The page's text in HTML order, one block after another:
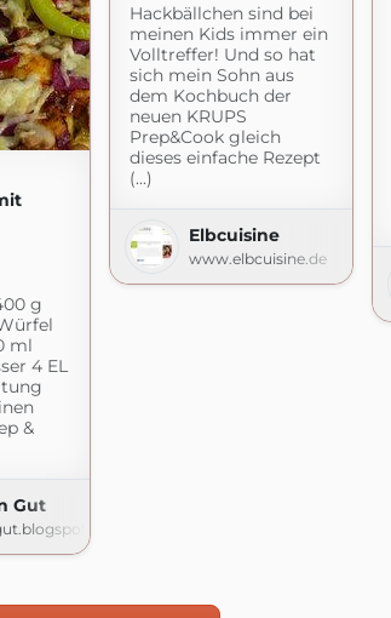
Hackbällchen sind bei
meinen Kids immer ein
Volltreffer! Und so hat
sich mein Sohn aus
dem Kochbuch der
neuen KRUPS
Prep&Cook gleich
dieses einfache Rezept
(...)
Elbcuisine
www.elbcuisine.de
g
ml
4 EL
&
Gut